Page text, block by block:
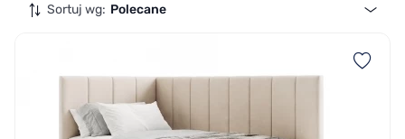
Sortuj wg: Polecane